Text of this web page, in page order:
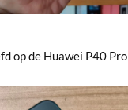
op de Huawei P40 Pro